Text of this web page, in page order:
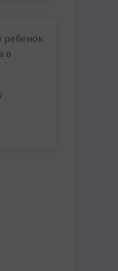
ребенок
в